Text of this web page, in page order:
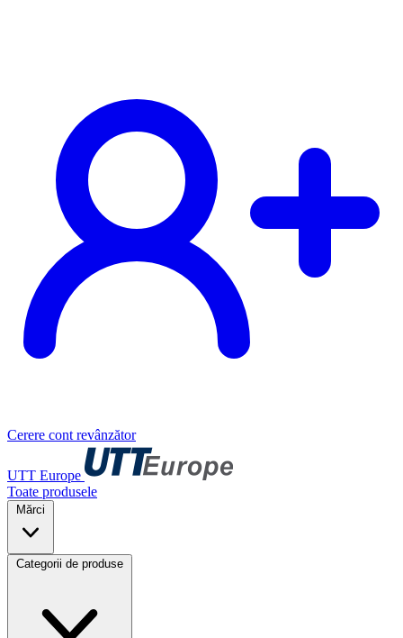
Cerere cont revânzător
UTT Europe
Toate produsele
Mărci
Categorii de produse